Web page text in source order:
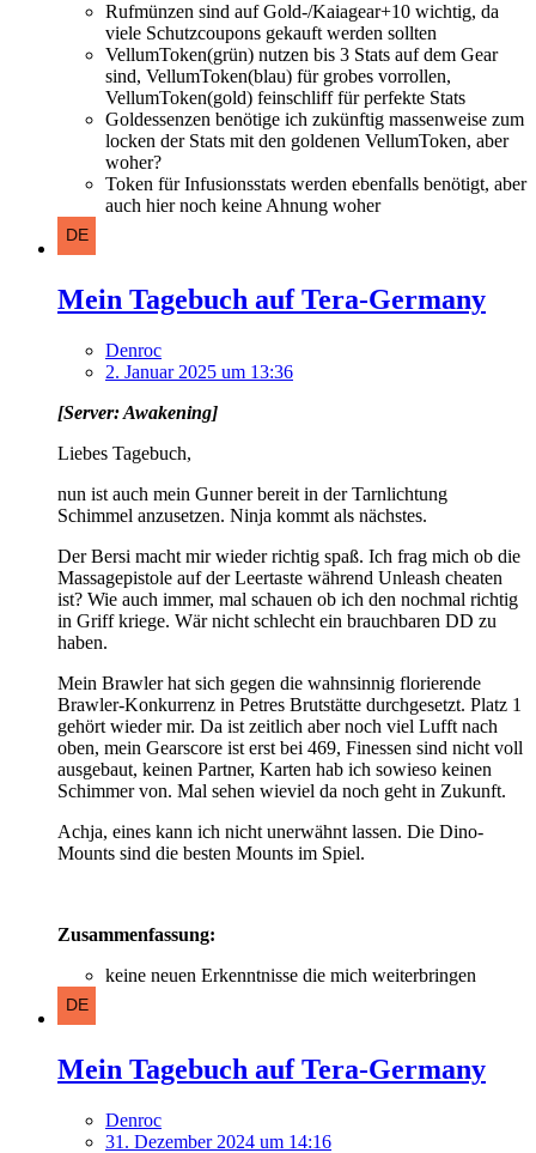
Rufmünzen sind auf Gold-/Kaiagear+10 wichtig, da
viele Schutzcoupons gekauft werden sollten
VellumToken(grün) nutzen bis 3 Stats auf dem Gear
sind, VellumToken(blau) für grobes vorrollen,
VellumToken(gold) feinschliff für perfekte Stats
Goldessenzen benötige ich zukünftig massenweise zum
locken der Stats mit den goldenen VellumToken, aber
woher?
Token für Infusionsstats werden ebenfalls benötigt, aber
auch hier noch keine Ahnung woher
Mein Tagebuch auf Tera-Germany
Denroc
2. Januar 2025 um 13:36
[Server: Awakening]
Liebes Tagebuch,
nun ist auch mein Gunner bereit in der Tarnlichtung
Schimmel anzusetzen. Ninja kommt als nächstes.
Der Bersi macht mir wieder richtig spaß. Ich frag mich ob die
Massagepistole auf der Leertaste während Unleash cheaten
ist? Wie auch immer, mal schauen ob ich den nochmal richtig
in Griff kriege. Wär nicht schlecht ein brauchbaren DD zu
haben.
Mein Brawler hat sich gegen die wahnsinnig florierende
Brawler-Konkurrenz in Petres Brutstätte durchgesetzt. Platz 1
gehört wieder mir. Da ist zeitlich aber noch viel Lufft nach
oben, mein Gearscore ist erst bei 469, Finessen sind nicht voll
ausgebaut, keinen Partner, Karten hab ich sowieso keinen
Schimmer von. Mal sehen wieviel da noch geht in Zukunft.
Achja, eines kann ich nicht unerwähnt lassen. Die Dino-
Mounts sind die besten Mounts im Spiel.
Zusammenfassung:
keine neuen Erkenntnisse die mich weiterbringen
Mein Tagebuch auf Tera-Germany
Denroc
31. Dezember 2024 um 14:16